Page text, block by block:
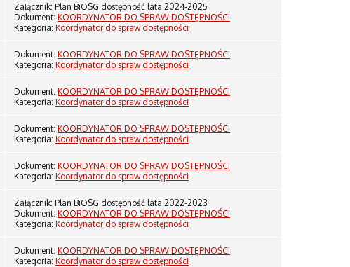
Załącznik: Plan BiOSG dostępność lata 2024-2025
Dokument: KOORDYNATOR DO SPRAW DOSTĘPNOŚCI
Kategoria: Koordynator do spraw dostępności
Dokument: KOORDYNATOR DO SPRAW DOSTĘPNOŚCI
Kategoria: Koordynator do spraw dostępności
Dokument: KOORDYNATOR DO SPRAW DOSTĘPNOŚCI
Kategoria: Koordynator do spraw dostępności
Dokument: KOORDYNATOR DO SPRAW DOSTĘPNOŚCI
Kategoria: Koordynator do spraw dostępności
Dokument: KOORDYNATOR DO SPRAW DOSTĘPNOŚCI
Kategoria: Koordynator do spraw dostępności
Załącznik: Plan BiOSG dostępność lata 2022-2023
Dokument: KOORDYNATOR DO SPRAW DOSTĘPNOŚCI
Kategoria: Koordynator do spraw dostępności
Dokument: KOORDYNATOR DO SPRAW DOSTĘPNOŚCI
Kategoria: Koordynator do spraw dostępności